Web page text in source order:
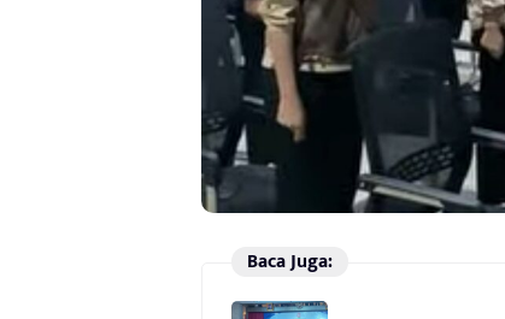
Baca Juga: